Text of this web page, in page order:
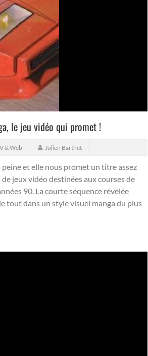
le jeu vidéo qui promet !
& Web Julien Barthet
et elle nous promet un titre assez
jeux vidéo destinées aux courses de
90. La courte séquence révélée
tout dans un style visuel manga du plus